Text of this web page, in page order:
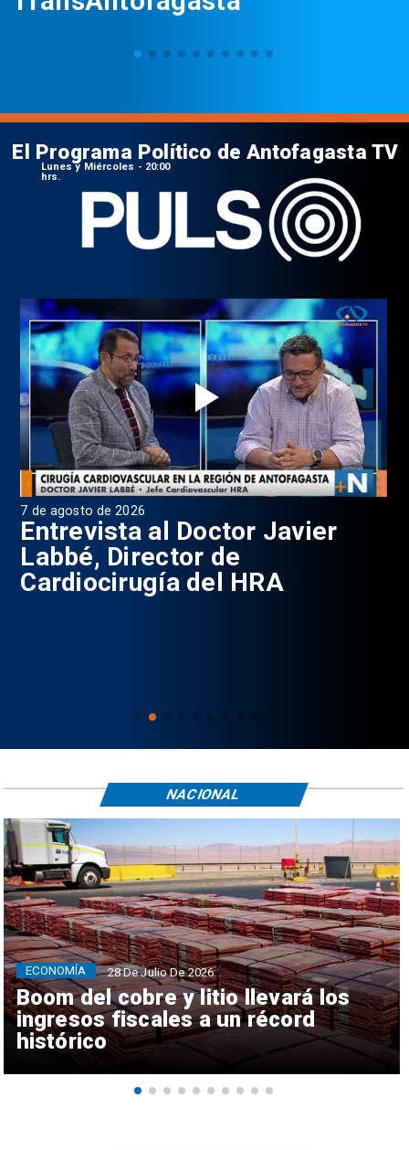
7 de agosto de 2026
Entrevista al Doctor Javier
Labbé, Director de
Cardiocirugía del HRA
El Programa Político de Antofagasta TV
Lunes y Miércoles - 20:00
hrs.
Boom del cobre y litio llevará los
ingresos fiscales a un récord
histórico
ECONOMÍA 28 De Julio De 2026
NACIONAL